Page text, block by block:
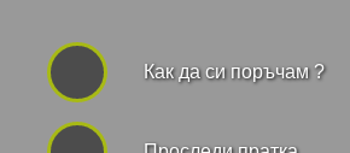
Как да си поръчам ?